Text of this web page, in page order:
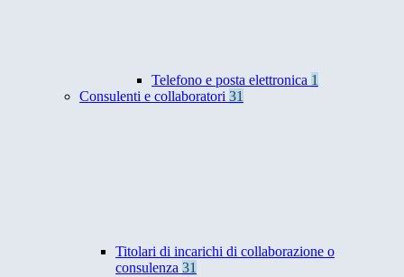
Telefono e posta elettronica 1
Consulenti e collaboratori 31
Titolari di incarichi di collaborazione o
consulenza 31